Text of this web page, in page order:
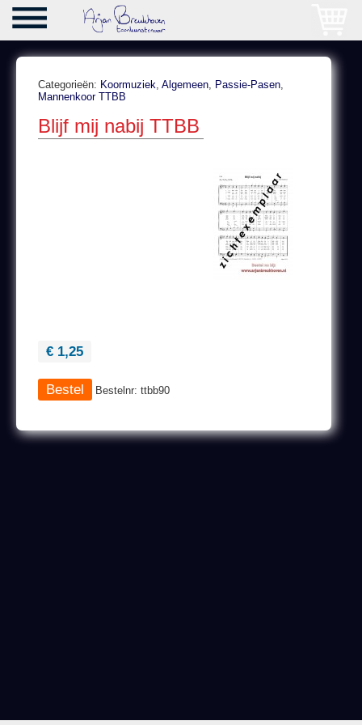
Categorieën: Koormuziek, Algemeen, Passie-Pasen,
Mannenkoor TTBB
Blijf mij nabij TTBB
€ 1,25
Bestelnr: ttbb90